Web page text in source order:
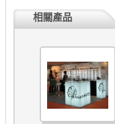
相關產品